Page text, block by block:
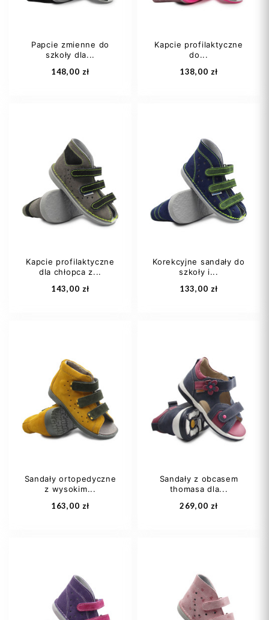
Dodaj do koszyka Dodaj do koszyka
Papcie zmienne do
szkoły dla...
148,00 zł
26
27
29 +3
Dodaj do koszyka
Kapcie profilaktyczne
do...
138,00 zł
26
27
29 +3
Dodaj do koszyka
Kapcie profilaktyczne
dla chłopca z...
143,00 zł
21
22
24 +9
Dodaj do koszyka
Korekcyjne sandały do
szkoły i...
133,00 zł
21
22
23
24 +9
Dodaj do koszyka
Sandały ortopedyczne
z wysokim...
163,00 zł
24
27
Sandały z obcasem
thomasa dla...
269,00 zł
27